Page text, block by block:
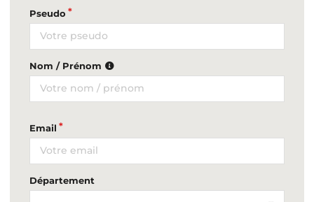
Pseudo
Nom / Prénom
Email
Département